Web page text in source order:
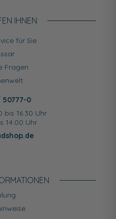
IHNEN
für Sie
Fragen
50777-0
bis 16.30 Uhr
14.00 Uhr